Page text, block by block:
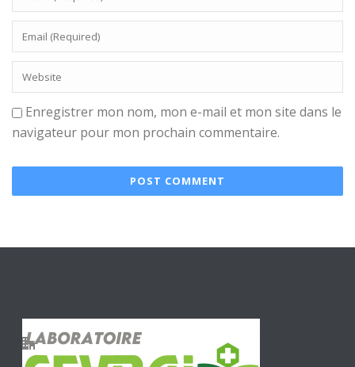
Enregistrer mon nom, mon e-mail et mon site dans le
navigateur pour mon prochain commentaire.